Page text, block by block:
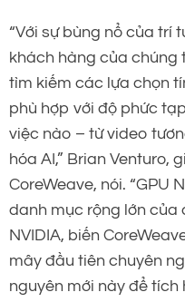
“Với sự bùng nổ của trí
khách hàng của chúng
tìm kiếm các lựa chọn
phù hợp với độ phức
việc nào – từ video
hóa AI,” Brian Venturo,
CoreWeave, nói. “GPU
danh mục rộng lớn của
NVIDIA, biến
mây đầu tiên chuyên
nguyên mới này để